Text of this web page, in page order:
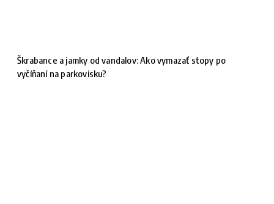
Škrabance a jamky od vandalov: Ako vymazať stopy po
vyčíňaní na parkovisku?